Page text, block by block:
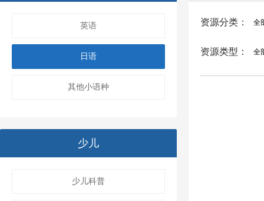
英语
日语
其他小语种
少儿
少儿科普
资源分类： 全
资源类型： 全